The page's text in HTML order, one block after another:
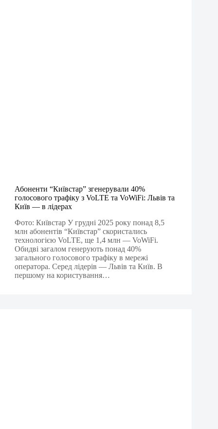
Абоненти “Київстар” згенерували 40%
голосового трафіку з VoLTE та VoWiFi: Львів та
Київ — в лідерах
Фото: Київстар У грудні 2025 року понад 8,5
млн абонентів “Київстар” скористались
технологією VoLTE, ще 1,4 млн — VoWiFi.
Обидві загалом генерують понад 40%
загального голосового трафіку в мережі
оператора. Серед лідерів — Львів та Київ. В
першому на користування…